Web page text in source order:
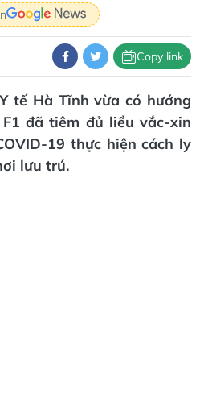
Copy link
tế Hà Tĩnh vừa có hướng
đã tiêm đủ liều vắc-xin
19 thực hiện cách ly
lưu trú.